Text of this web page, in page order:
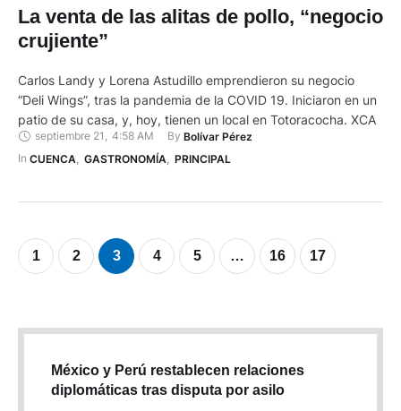
La venta de las alitas de pollo, “negocio
crujiente”
Carlos Landy y Lorena Astudillo emprendieron su negocio
“Deli Wings”, tras la pandemia de la COVID 19. Iniciaron en un
patio de su casa, y, hoy, tienen un local en Totoracocha. XCA
septiembre 21 , 4:58 AM By Bolívar Pérez
In CUENCA GASTRONOMÍA PRINCIPAL
1 2 3 4 5 … 16 17
México y Perú restablecen relaciones
diplomáticas tras disputa por asilo